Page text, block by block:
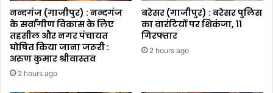
नन्दगंज (गाजीपुर) : नन्दगंज
के सर्वांगीण विकास के लिए
तहसील और नगर पंचायत
घोषित किया जाना जरूरी :
अरुण कुमार श्रीवास्तव
2 hours ago
बरेसर (गाजीपुर) : बरेसर पुलिस
का वारंटियों पर शिकंजा, 11
गिरफ्तार
2 hours ago